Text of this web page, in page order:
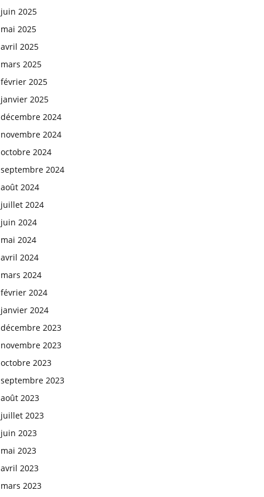
juin 2025
mai 2025
avril 2025
mars 2025
février 2025
janvier 2025
décembre 2024
novembre 2024
octobre 2024
septembre 2024
août 2024
juillet 2024
juin 2024
mai 2024
avril 2024
mars 2024
février 2024
janvier 2024
décembre 2023
novembre 2023
octobre 2023
septembre 2023
août 2023
juillet 2023
juin 2023
mai 2023
avril 2023
mars 2023